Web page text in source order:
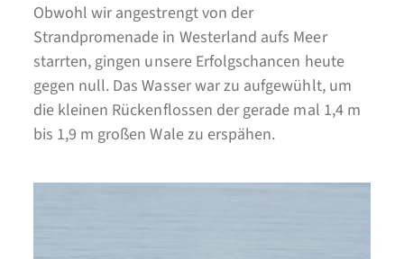
Obwohl wir angestrengt von der
Strandpromenade in Westerland aufs Meer
starrten, gingen unsere Erfolgschancen heute
gegen null. Das Wasser war zu aufgewühlt, um
die kleinen Rückenflossen der gerade mal 1,4 m
bis 1,9 m großen Wale zu erspähen.